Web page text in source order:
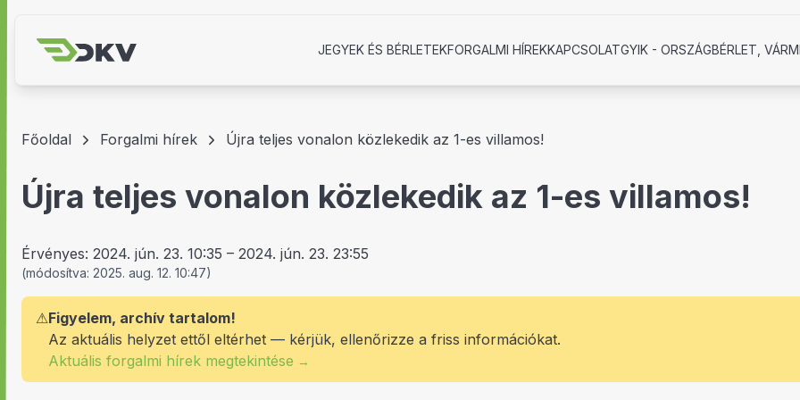
JEGYEK ÉS BÉRLETEKFORGALMI HÍREKKAPCSOLATGYIK - ORSZÁGBÉRLET,
Főoldal Forgalmi hírek Újra teljes vonalon közlekedik az 1-es villamos!
Újra teljes vonalon közlekedik az 1-es villamos!
Érvényes: 2024. jún. 23. 10:35 – 2024. jún. 23. 23:55
(módosítva: 2025. aug. 12. 10:47)
⚠Figyelem, archív tartalom!
Az aktuális helyzet ettől eltérhet — kérjük, ellenőrizze a friss információkat.
Aktuális forgalmi hírek megtekintése →